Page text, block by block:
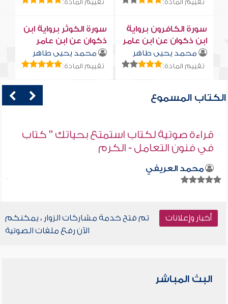
تقييم المادة: تقييم المادة:
سورة الكافرون برواية
ابن ذكوان عن ابن عامر
محمد يحيى طاهر
تقييم المادة:
سورة الكوثر برواية ابن
ذكوان عن ابن عامر
محمد يحيى طاهر
تقييم المادة:
الكتاب المسموع
قراءة صوتية لكتاب استمتع بحياتك " كتاب
في فنون التعامل - الكرم
محمد العريفي
أخبار وإعلانات
تم فتح خدمة مشاركات الزوار ، يمكنكم
الآن رفع ملفات الصوتية
البث المباشر